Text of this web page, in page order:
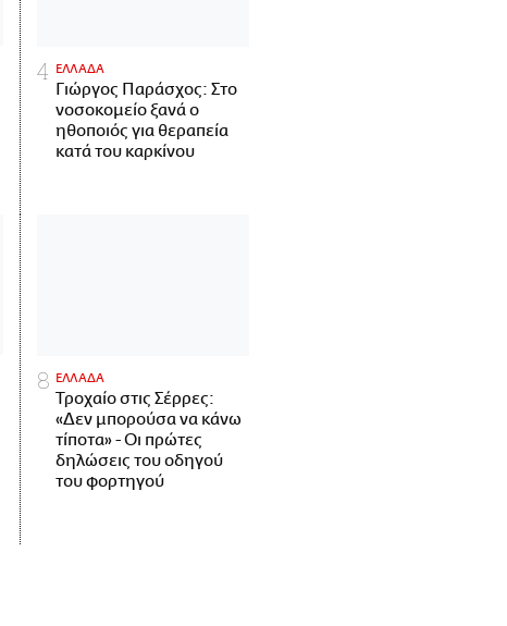
ΕΛΛΑΔΑ
Γιώργος Παράσχος: Στο
νοσοκομείο ξανά ο
ηθοποιός για θεραπεία
κατά του καρκίνου
ΕΛΛΑΔΑ
Τροχαίο στις Σέρρες:
«Δεν μπορούσα να κάνω
τίποτα» - Οι πρώτες
δηλώσεις του οδηγού
του φορτηγού